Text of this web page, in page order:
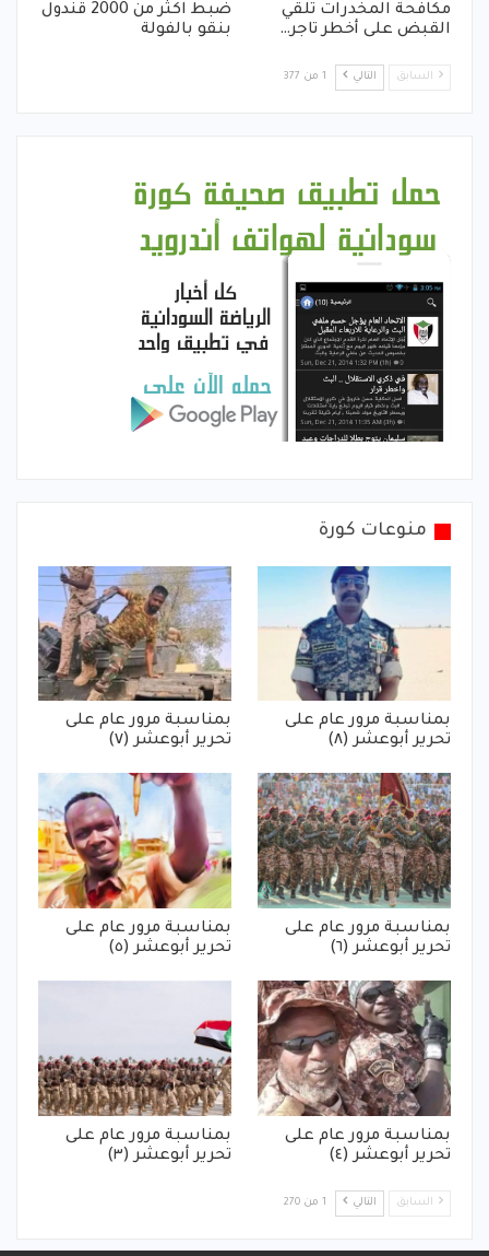
مكافحة المخدرات تلقي
القبض على أخطر تاجر…
ضبط اكثر من 2000 قندول
بنقو بالفولة
السابق التالي 1 من 377
منوعات كورة
بمناسبة مرور عام على
تحرير أبوعشر (٨)
بمناسبة مرور عام على
تحرير أبوعشر (٧)
بمناسبة مرور عام على
تحرير أبوعشر (٦)
بمناسبة مرور عام على
تحرير أبوعشر (٥)
بمناسبة مرور عام على
تحرير أبوعشر (٤)
بمناسبة مرور عام على
تحرير أبوعشر (٣)
السابق التالي 1 من 270